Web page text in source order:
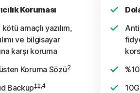
Koruması
amaçlı yazılım,
ve bilgisayar
karşı koruma
Koruma Sözü2
Backup‡‡,4